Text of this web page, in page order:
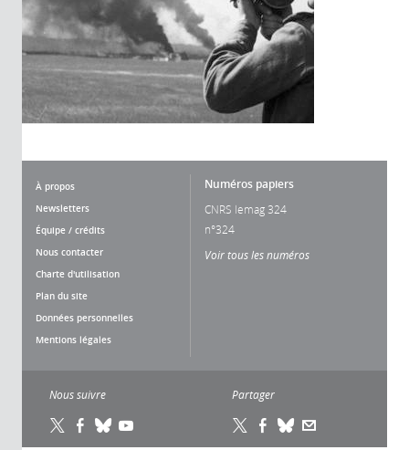
À propos
Newsletters
Équipe / crédits
Nous contacter
Charte d'utilisation
Plan du site
Données personnelles
Mentions légales
Numéros papiers
CNRS lemag 324
n°324
Voir tous les numéros
Nous suivre Partager
des